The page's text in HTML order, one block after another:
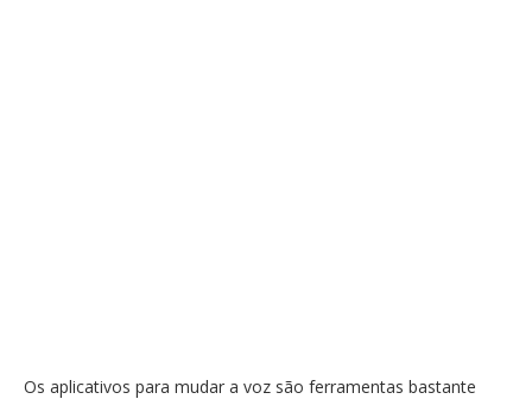
Os aplicativos para mudar a voz são ferramentas bastante